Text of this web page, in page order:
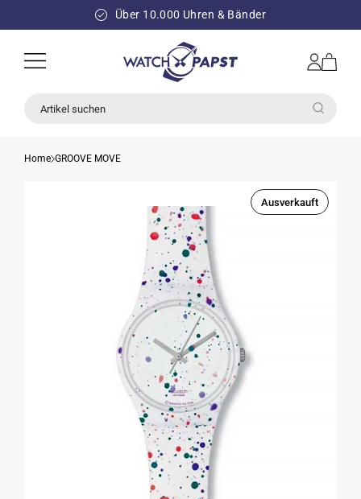
INHALT
Über 10.000 Uhren & Bänder
Einloggen
Warenkorb
Artikel suchen
Home GROOVE MOVE
Ausverkauft